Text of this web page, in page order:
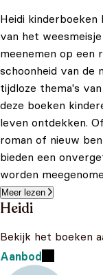
Heidi
van het
meenemen op een
schoonheid van de
tijdloze thema's
deze boeken
leven ontdekken.
roman of nieuw
bieden een
worden
Meer lezen
Heidi
Bekijk het boeken
Aanbod